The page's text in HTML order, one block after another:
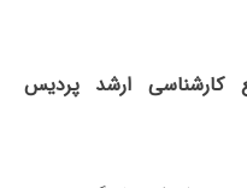
کارشناسی ارشد پردیس